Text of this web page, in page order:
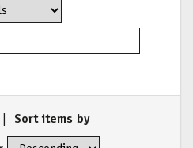
Sort items by